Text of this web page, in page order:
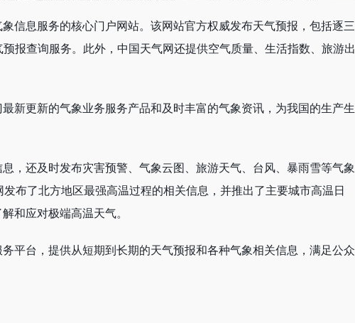
信息服务的核心门户网站。该网站官方权威发布天气预报，包括逐三
报查询服务。此外，中国天气网还提供空气质量、生活指数、旅游出
新更新的气象业务服务产品和及时丰富的气象资讯，为我国的生产生
，还及时发布灾害预警、气象云图、旅游天气、台风、暴雨雪等气象
布了北方地区最强高温过程的相关信息，并推出了主要城市高温日
和应对极端高温天气。
平台，提供从短期到长期的天气预报和各种气象相关信息，满足公众